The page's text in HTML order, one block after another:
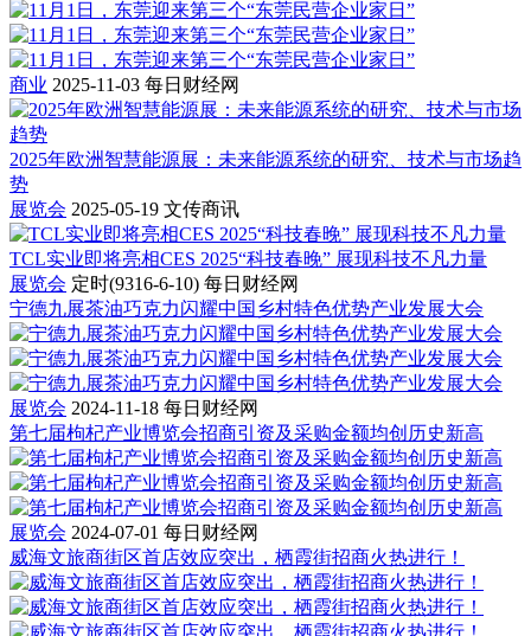
商业 2025-11-03 每日财经网
2025年欧洲智慧能源展：未来能源系统的研究、技术与市场趋
势
展览会 2025-05-19 文传商讯
TCL实业即将亮相CES 2025“科技春晚” 展现科技不凡力量
展览会 定时(9316-6-10) 每日财经网
宁德九展茶油巧克力闪耀中国乡村特色优势产业发展大会
展览会 2024-11-18 每日财经网
第七届枸杞产业博览会招商引资及采购金额均创历史新高
展览会 2024-07-01 每日财经网
威海文旅商街区首店效应突出，栖霞街招商火热进行！